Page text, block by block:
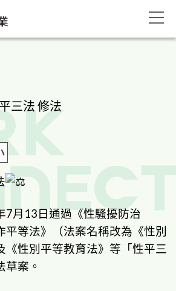
三法 修法
7月13日通過《性騷擾防治
平等法》（法案名稱改為《性別
《性別平等教育法》等「性平三
草案。